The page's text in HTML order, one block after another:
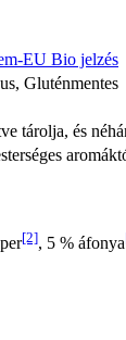
EU Bio jelzés
Gluténmentes
tárolja, és
[2], 5 % áfonya